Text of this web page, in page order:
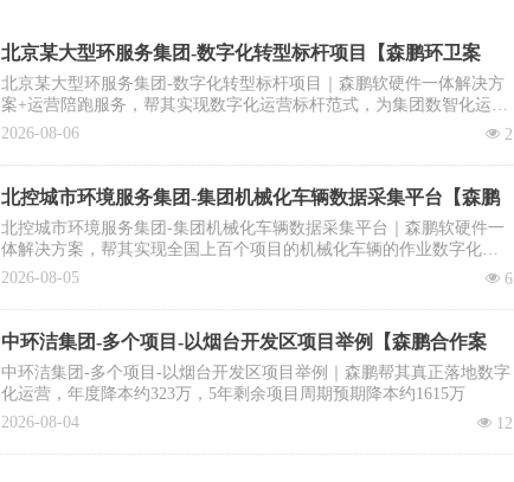
北京某大型环服务集团-数字化转型标杆项目【森鹏环卫案
例】
北京某大型环服务集团-数字化转型标杆项目｜森鹏软硬件一体解决方
案+运营陪跑服务，帮其实现数字化运营标杆范式，为集团数智化运营
推广复制提供标杆范式
넶 2
2026-08-06
北控城市环境服务集团-集团机械化车辆数据采集平台【森鹏
合作案例】
北控城市环境服务集团-集团机械化车辆数据采集平台｜森鹏软硬件一
体解决方案，帮其实现全国上百个项目的机械化车辆的作业数字化，
为集团数智化运营打好基础
넶 6
2026-08-05
中环洁集团-多个项目-以烟台开发区项目举例【森鹏合作案
例】
中环洁集团-多个项目-以烟台开发区项目举例｜森鹏帮其真正落地数字
化运营，年度降本约323万，5年剩余项目周期预期降本约1615万
넶 12
2026-08-04